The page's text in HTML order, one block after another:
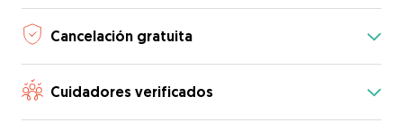
Cancelación gratuita
Cuidadores verificados